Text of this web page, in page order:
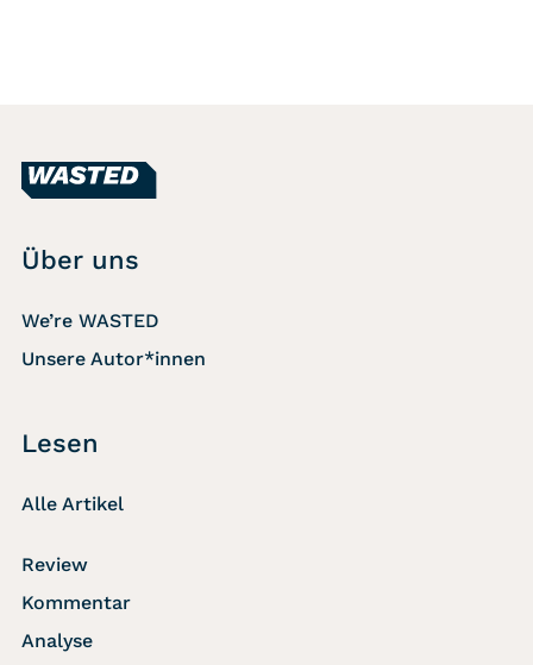
Über uns
We’re WASTED
Unsere Autor*innen
Lesen
Alle Artikel
Review
Kommentar
Analyse